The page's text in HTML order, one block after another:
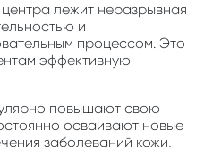
лежит неразрывная
и
процессом. Это
эффективную
повышают свою
осваивают новые
заболеваний кожи,